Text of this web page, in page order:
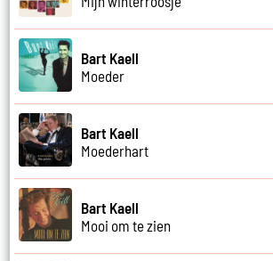
Bart Kaell
Moeder
Bart Kaell
Moederhart
Bart Kaell
Mooi om te zien